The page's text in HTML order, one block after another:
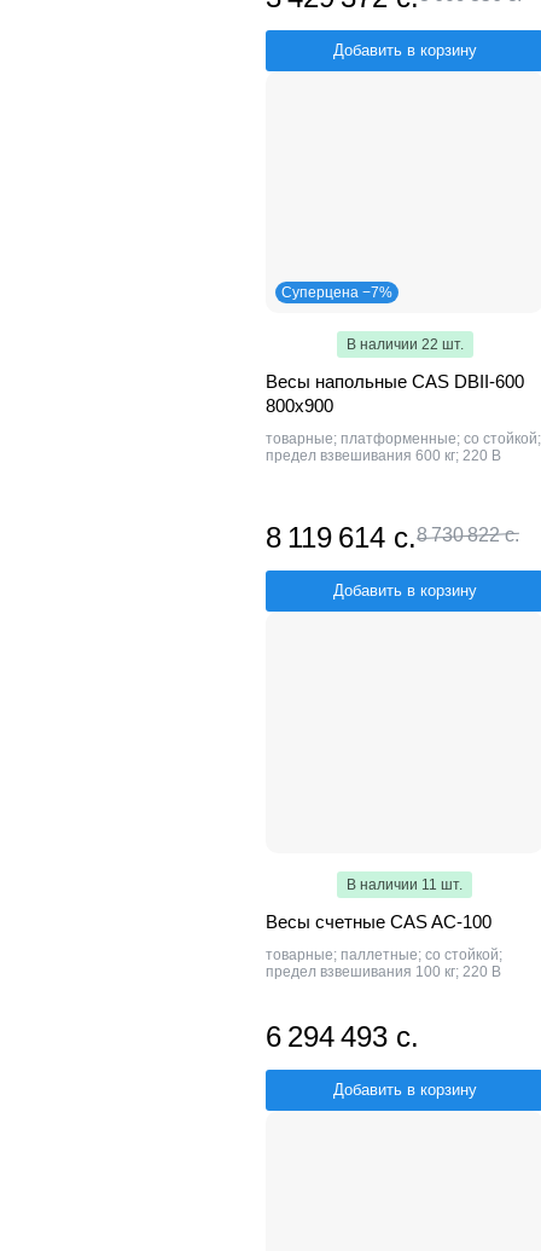
Добавить в корзину
Суперцена −7%
В наличии 22 шт.
Весы напольные CAS DBII-600
800x900
товарные; платформенные; со стойкой;
предел взвешивания 600 кг; 220 В
8 119 614 с.8 730 822 с.
Добавить в корзину
В наличии 11 шт.
Весы счетные CAS AC-100
товарные; паллетные; со стойкой;
предел взвешивания 100 кг; 220 В
6 294 493 с.
Добавить в корзину